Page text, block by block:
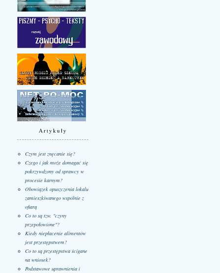
Artykuły
Czym jest znęcanie się?
Czego i jak może domagać się
pokrzywdzony od sprawcy w
procesie karnym?
Obowiązek opuszczenia lokalu
zamieszkiwanego wspólnie z
ofiarą
Co to są tzw. "czyny
przepołowione"?
Kiedy niepłacenie alimentów
jest przestępstwem?
Co to są przestępstwa ścigane
na wniosek?
Podstawowe uprawnienia i